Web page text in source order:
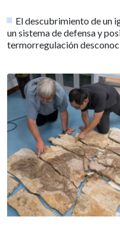
El descubrimiento de un
un sistema de defensa y
termorregulación